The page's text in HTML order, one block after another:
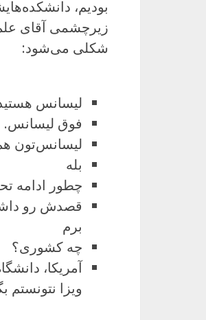
بودیم،
زیرچشمی آقای
شکلی می‌شود:
لیسانس
فوق لیسانس.
لیسانس‌تون
بله
چطور ادامه
قصدش رو
برم
چه کشوری؟
ویزا نتونستم